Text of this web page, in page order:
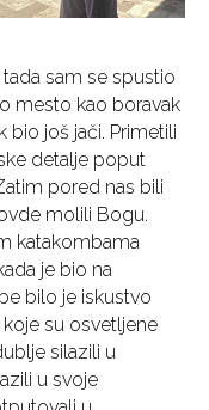
sam se spustio
mesto kao boravak
bio još jači. Primetili
detalje poput
pored nas bili
molili Bogu.
katakombama
je bio na
bilo je iskustvo
su osvetljene
silazili u
u svoje